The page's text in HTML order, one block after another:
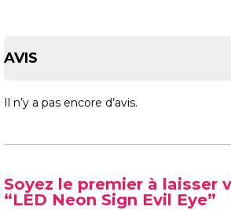
AVIS
Il n’y a pas encore d’avis.
Soyez le premier à laisser
“LED Neon Sign Evil Eye”